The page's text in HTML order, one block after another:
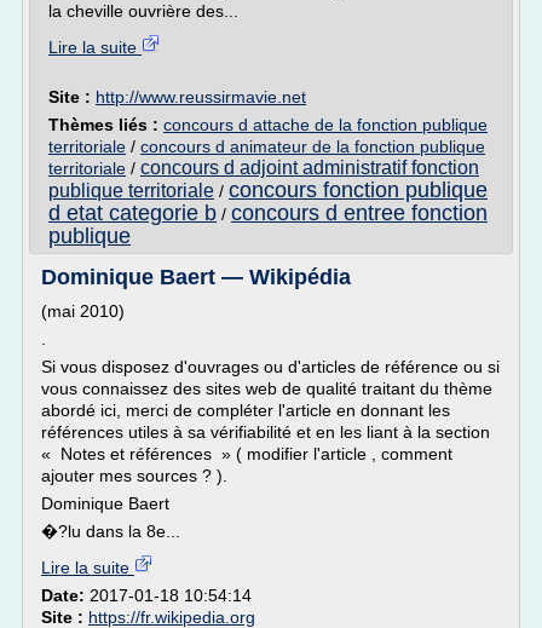
la cheville ouvrière des...
Lire la suite
Site : http://www.reussirmavie.net
Thèmes liés : concours d attache de la fonction publique
territoriale / concours d animateur de la fonction publique
territoriale / concours d adjoint administratif fonction
publique territoriale / concours fonction publique
d etat categorie b / concours d entree fonction
publique
Dominique Baert — Wikipédia
(mai 2010)
Si vous disposez d'ouvrages ou d'articles de référence ou si
vous connaissez des sites web de qualité traitant du thème
abordé ici, merci de compléter l'article en donnant les
références utiles à sa vérifiabilité et en les liant à la section
« Notes et références » ( modifier l'article , comment
ajouter mes sources ? ).
Dominique Baert
�?lu dans la 8e...
Lire la suite
Date: 2017-01-18 10:54:14
Site : https://fr.wikipedia.org